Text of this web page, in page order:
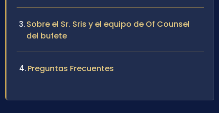
Sobre el Sr. Sris y el equipo de Of Counsel
del bufete
Preguntas Frecuentes